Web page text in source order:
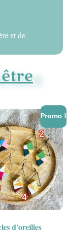
et de
Promo !
d’oreilles